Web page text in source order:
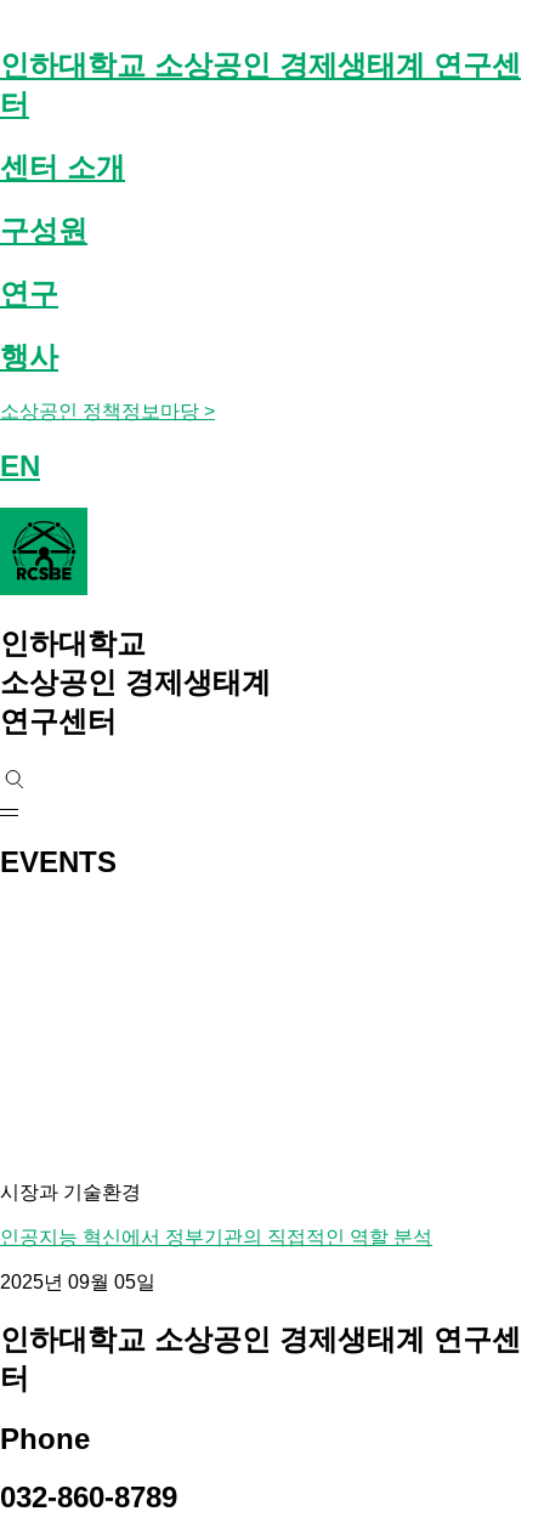
content
인하대학교 소상공인 경제생태계 연구센
터
센터 소개
구성원
연구
행사
소상공인 정책정보마당 >
EN
인하대학교
소상공인 경제생태계
연구센터
EVENTS
시장과 기술환경
인공지능 혁신에서 정부기관의 직접적인 역할 분석
2025년 09월 05일
인하대학교 소상공인 경제생태계 연구센
터
Phone
032-860-8789